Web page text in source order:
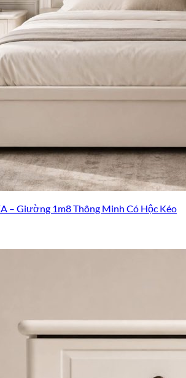
– Giường 1m8 Thông Minh Có Hộc Kéo